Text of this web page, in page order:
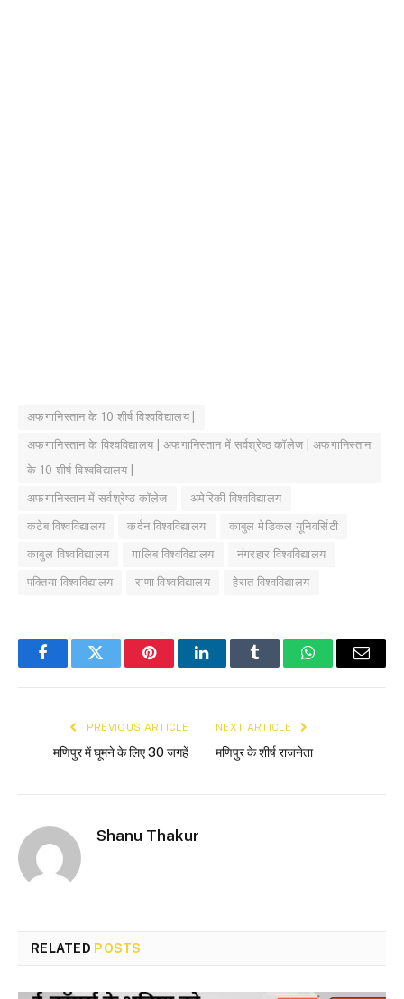
अफगानिस्तान के 10 शीर्ष विश्वविद्यालय |
अफगानिस्तान के विश्वविद्यालय | अफगानिस्तान में सर्वश्रेष्ठ कॉलेज | अफगानिस्तान
के 10 शीर्ष विश्वविद्यालय |
अफगानिस्तान में सर्वश्रेष्ठ कॉलेज अमेरिकी विश्वविद्यालय
कटेब विश्वविद्यालय कर्दन विश्वविद्यालय काबुल मेडिकल यूनिवर्सिटी
काबुल विश्वविद्यालय ग़ालिब विश्वविद्यालय नंगरहार विश्वविद्यालय
पक्तिया विश्वविद्यालय राणा विश्वविद्यालय हेरात विश्वविद्यालय
FacebookTwitter PinterestLinkedInTumblr WhatsAppEmail
PREVIOUS ARTICLE
मणिपुर में घूमने के लिए 30 जगहें
NEXT ARTICLE
मणिपुर के शीर्ष राजनेता
Shanu Thakur
RELATED POSTS